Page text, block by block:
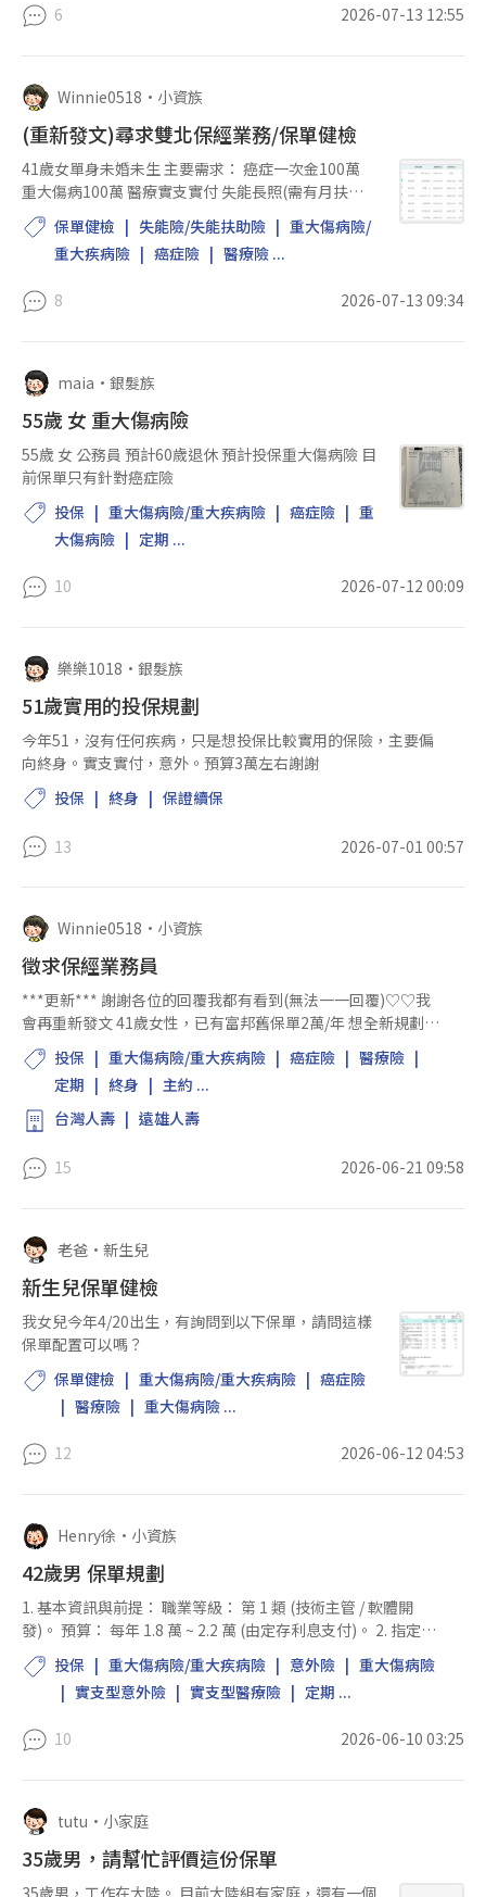
6 2026-07-13 12:55
Winnie0518 • 小資族
(重新發文)尋求雙北保經業務/保單健檢
41歲女單身未婚未生 主要需求： 癌症一次金100萬
重大傷病100萬 醫療實支實付 失能長照(需有月扶助
金) 用最便宜主約搭配定期險(保證續保) 整年保費預
算： 不含失能險2-2.5萬 含失能險2.5-3.5萬 另外 舊有
富邦保...
保單健檢 失能險/失能扶助險
重大傷病險/
重大疾病險
癌症險 醫療險 ...
8 2026-07-13 09:34
maia • 銀髮族
55歲 女 重大傷病險
55歲 女 公務員 預計60歲退休 預計投保重大傷病險 目
前保單只有針對癌症險
投保
重大傷病險/重大疾病險 癌症險
重
大傷病險
定期 ...
10 2026-07-12 00:09
樂樂1018 • 銀髮族
51歲實用的投保規劃
今年51，沒有任何疾病，只是想投保比較實用的保險，主要偏
向終身。實支實付，意外。預算3萬左右謝謝
投保
終身 保證續保
13 2026-07-01 00:57
Winnie0518 • 小資族
徵求保經業務員
***更新*** 謝謝各位的回覆我都有看到(無法一一回覆)♡♡我
會再重新發文 41歲女性，已有富邦舊保單2萬/年 想全新規劃
【台灣人壽、遠雄人壽、全球】的一年期定期險組合 包含：最
便宜主約、醫療實支實付、重大傷病100萬...
投保 重大傷病險/重大疾病險 癌症險
醫療險
定期
終身
主約 ...
台灣人壽
遠雄人壽
15 2026-06-21 09:58
老爸 • 新生兒
新生兒保單健檢
我女兒今年4/20出生，有詢問到以下保單，請問這樣
保單配置可以嗎？
保單健檢
重大傷病險/重大疾病險
癌症險
醫療險
重大傷病險 ...
12 2026-06-12 04:53
Henry徐 • 小資族
42歲男 保單規劃
1. 基本資訊與前提： 職業等級： 第 1 類 (技術主管 / 軟體開
發)。 預算： 每年 1.8 萬 ~ 2.2 萬 (由定存利息支付)。 2. 指定附
約清單與額度： 重大傷病險 (定期)： 100 萬。需確認為「一次
給付型」。 意外險 (含失...
投保 重大傷病險/重大疾病險 意外險
重大傷病險
實支型意外險
實支型醫療險 定期 ...
10 2026-06-10 03:25
tutu • 小家庭
35歲男，請幫忙評價這份保單
35歲男，工作在大陸。 目前大陸組有家庭，還有一個